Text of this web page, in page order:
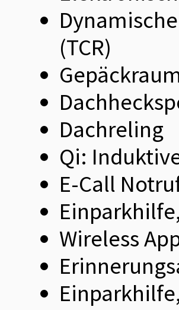
(TCR)
Dachreling
Qi:
E-Call
Wireless